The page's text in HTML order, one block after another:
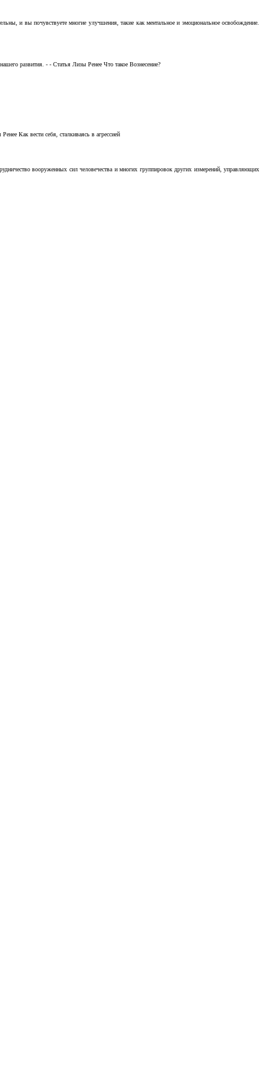
и вы почувствуете многие улучшения, такие как ментальное и эмоциональное освобождение.
развития. - - Статья Лизы Ренее Что такое Вознесение?
Как вести себя, сталкиваясь в агрессией
вооруженных сил человечества и многих группировок других измерений, управляющих